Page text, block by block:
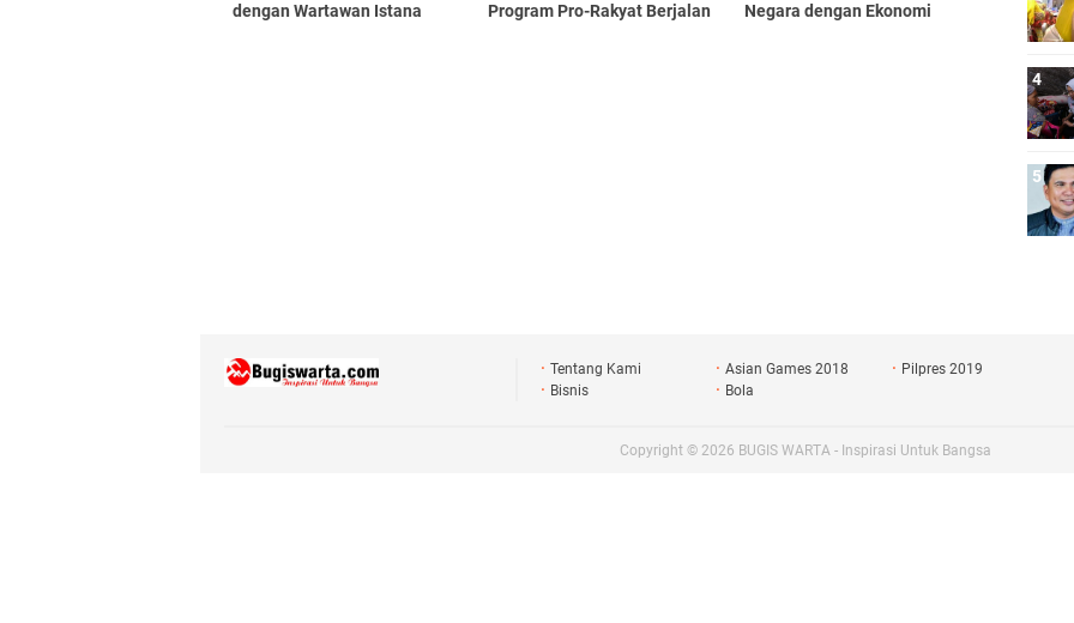
dengan Wartawan Istana
Program Pro-Rakyat Berjalan
Negara dengan Ekonomi
Tentang Kami Asian Games 2018
Pilpres 2019
Bisnis
Bola
Copyright © 2026 BUGIS WARTA - Inspirasi Untuk Bangsa